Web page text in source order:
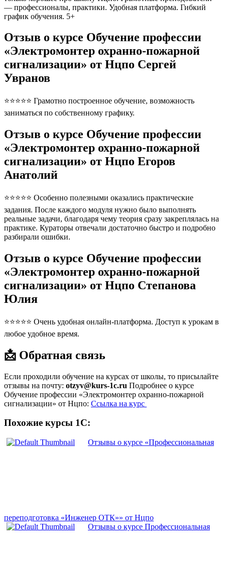
— профессионалы, практики. Удобная платформа. Гибкий
график обучения. 5+
Отзыв о курсе Обучение профессии
«Электромонтер охранно-пожарной
сигнализации» от Нцпо Сергей
Увранов
⭐⭐⭐⭐⭐ Грамотно построенное обучение, возможность
заниматься по собственному графику.
Отзыв о курсе Обучение профессии
«Электромонтер охранно-пожарной
сигнализации» от Нцпо Егоров
Анатолий
⭐⭐⭐⭐⭐ Особенно полезными оказались практические
задания. После каждого модуля нужно было выполнять
реальные задачи, благодаря чему теория сразу закреплялась на
практике. Кураторы отвечали достаточно быстро и подробно
разбирали ошибки.
Отзыв о курсе Обучение профессии
«Электромонтер охранно-пожарной
сигнализации» от Нцпо Степанова
Юлия
⭐⭐⭐⭐⭐ Очень удобная онлайн-платформа. Доступ к урокам в
любое удобное время.
📩 Обратная связь
Если проходили обучение на курсах от школы, то присылайте
отзывы на почту: otzyv@kurs-1c.ru Подробнее о курсе
Обучение профессии «Электромонтер охранно-пожарной
сигнализации» от Нцпо: Ссылка на курс
Похожие курсы 1С:
Отзывы о курсе «Профессиональная
переподготовка «Инженер ОТК»» от Нцпо
Отзывы о курсе Профессиональная